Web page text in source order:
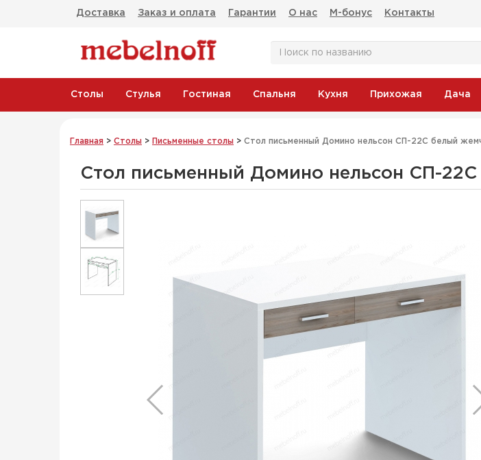
Доставка Заказ и оплата Гарантии О нас М-бонус Контакты
Столы Стулья Гостиная Спальня Кухня Прихожая Дача
Главная > Столы > Письменные столы > Стол письменный Домино нельсон СП-22С белый
Стол письменный Домино нельсон СП-